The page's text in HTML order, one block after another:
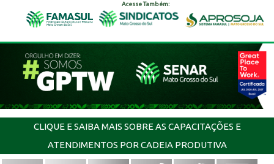
Acesse Também:
CLIQUE E SAIBA MAIS SOBRE AS CAPACITAÇÕES E
ATENDIMENTOS POR CADEIA PRODUTIVA